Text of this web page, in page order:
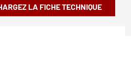
LA FICHE TECHNIQUE